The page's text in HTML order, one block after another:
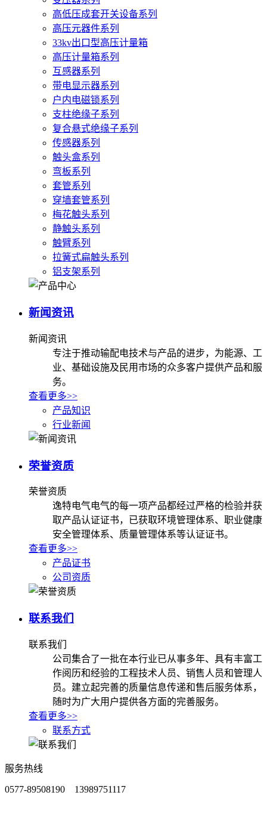
高低压成套开关设备系列
高压元器件系列
33kv出口型高压计量箱
高压计量箱系列
互感器系列
带电显示器系列
户内电磁锁系列
支柱绝缘子系列
复合悬式绝缘子系列
传感器系列
触头盒系列
弯板系列
套管系列
穿墙套管系列
梅花触头系列
静触头系列
触臂系列
拉簧式扁触头系列
铝支架系列
新闻资讯
新闻资讯
专注于推动输配电技术与产品的进步，为能源、工
业、基础设施及民用市场的众多客户提供产品和服
务。
查看更多>>
产品知识
行业新闻
荣誉资质
荣誉资质
逸特电气电气的每一项产品都经过严格的检验并获
取产品认证证书，已获取环境管理体系、职业健康
安全管理体系、质量管理体系等认证证书。
查看更多>>
产品证书
公司资质
联系我们
联系我们
公司集合了一批在本行业已从事多年、具有丰富工
作阅历和经验的工程技术人员、销售人员和管理人
员。建立起完善的质量信息传递和售后服务体系，
随时为广大用户提供各方面的完善服务。
查看更多>>
联系方式
服务热线
0577-89508190 13989751117